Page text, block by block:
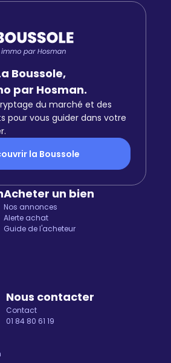
Boussole,
par Hosman.
du marché et des
pour vous guider dans votre
la Boussole
Acheter un bien
Nos annonces
Alerte achat
Guide de l'acheteur
Nous contacter
Contact
01 84 80 61 19